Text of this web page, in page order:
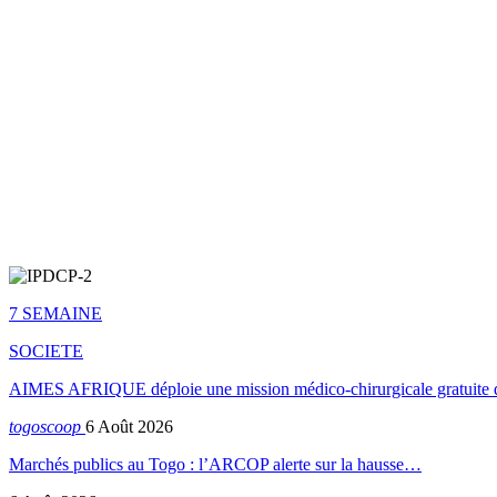
7 SEMAINE
SOCIETE
AIMES AFRIQUE déploie une mission médico-chirurgicale gratuite
togoscoop 6 Août 2026
Marchés publics au Togo : l’ARCOP alerte sur la hausse…